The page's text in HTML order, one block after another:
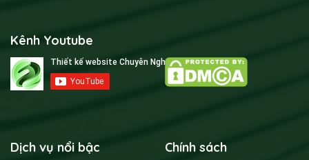
Kênh Youtube
Dịch vụ nổi bậc Chính sách